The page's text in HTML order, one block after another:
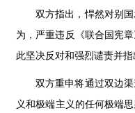
双方指出，悍然对别
为，严重违反《联合国宪
此坚决反对和强烈谴责并
双方重申将通过双边
义和极端主义的任何极端